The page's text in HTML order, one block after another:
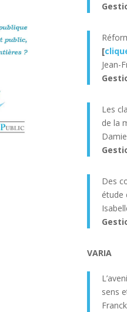
[
Jean-
Les
de la
Des
étude
VARIA
sens